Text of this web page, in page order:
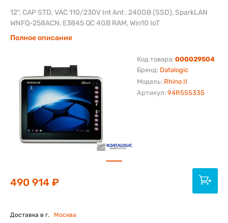
Бренд: Datalogic
Модель: Rhino II
Код товара: 000029504
Артикул: 94R555335
12", CAP STD, VAC 110/230V Int Ant , 240GB (SSD), SparkLAN
WNFQ-258ACN, E3845 QC 4GB RAM, Win10 IoT
Полное описание
490 914 ₽
Доставка в г. Москва